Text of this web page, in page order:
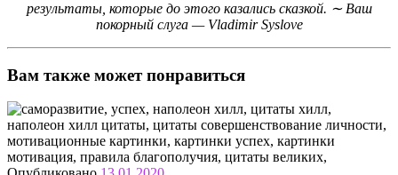
результаты, которые до этого казались сказкой. ∼ Ваш
покорный слуга — Vladimir Syslove
Вам также может понравиться